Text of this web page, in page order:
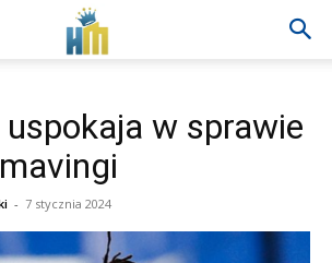
w sprawie
- 7 stycznia 2024